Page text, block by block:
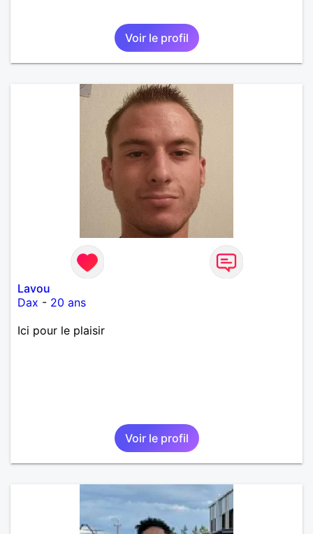
Voir le profil
Lavou
Dax - 20 ans
Ici pour le plaisir
Voir le profil